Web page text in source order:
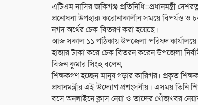
এটিএম নাসির জকিগঞ্জ প্রতিনিধি::প্রধানমন্ত্রী
প্রনোধনা উপহার৷ করোনাকালীন সময়ে বিপর্যস্ত
নগদ অর্থের চেক বিতরণ করা হয়েছে।
আজ সকাল ১১ গঠিকায় উপজেলা পরিষদ কার্যালয়ে
হাজার টাকা করে চেক বিতরন করেন উপজেলা
বিজন কুমার সিংহ বলেন,
শিক্ষকগণ হচ্ছেন মানুষ গড়ার কারিগর। প্রকৃত
প্রধানমন্ত্রীর এই উদ্যোগ প্রশংসনীয়। এসময় তিনি
বসে অনলাইনে ক্লাস নেয়া ও তাদের খোঁজখবর